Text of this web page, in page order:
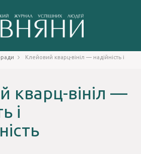
Клейовий кварц-вініл — надійність і
кварц-вініл —
і